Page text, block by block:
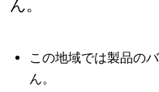
ん。
この地域では製品の
ん。